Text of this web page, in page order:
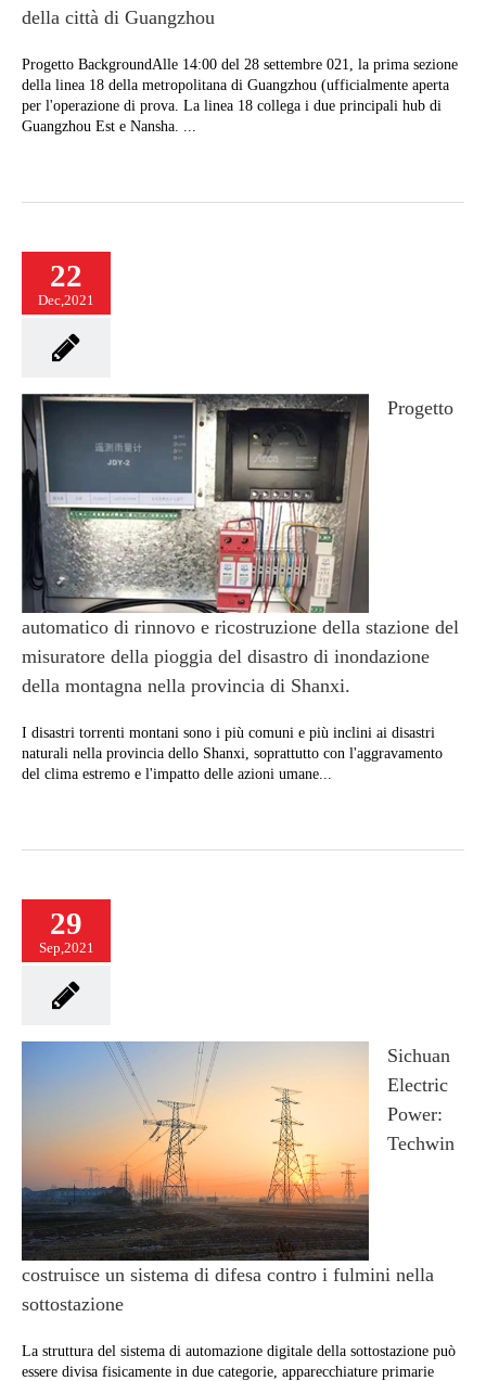
della città di Guangzhou
Progetto BackgroundAlle 14:00 del 28 settembre 021, la prima sezione
della linea 18 della metropolitana di Guangzhou (ufficialmente aperta
per l'operazione di prova. La linea 18 collega i due principali hub di
Guangzhou Est e Nansha. ...
22
Dec,2021
Progetto
automatico di rinnovo e ricostruzione della stazione del
misuratore della pioggia del disastro di inondazione
della montagna nella provincia di Shanxi.
I disastri torrenti montani sono i più comuni e più inclini ai disastri
naturali nella provincia dello Shanxi, soprattutto con l'aggravamento
del clima estremo e l'impatto delle azioni umane...
29
Sep,2021
Sichuan
Electric
Power:
Techwin
costruisce un sistema di difesa contro i fulmini nella
sottostazione
La struttura del sistema di automazione digitale della sottostazione può
essere divisa fisicamente in due categorie, apparecchiature primarie